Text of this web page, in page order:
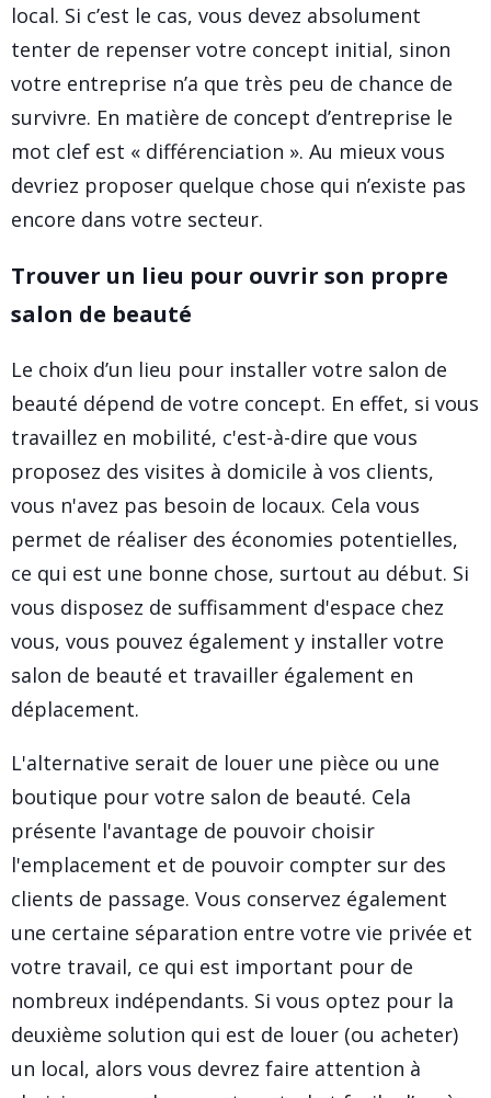
local. Si c’est le cas, vous devez absolument
tenter de repenser votre concept initial, sinon
votre entreprise n’a que très peu de chance de
survivre. En matière de concept d’entreprise le
mot clef est « différenciation ». Au mieux vous
devriez proposer quelque chose qui n’existe pas
encore dans votre secteur.
Trouver un lieu pour ouvrir son propre
salon de beauté
Le choix d’un lieu pour installer votre salon de
beauté dépend de votre concept. En effet, si vous
travaillez en mobilité, c'est-à-dire que vous
proposez des visites à domicile à vos clients,
vous n'avez pas besoin de locaux. Cela vous
permet de réaliser des économies potentielles,
ce qui est une bonne chose, surtout au début. Si
vous disposez de suffisamment d'espace chez
vous, vous pouvez également y installer votre
salon de beauté et travailler également en
déplacement.
L'alternative serait de louer une pièce ou une
boutique pour votre salon de beauté. Cela
présente l'avantage de pouvoir choisir
l'emplacement et de pouvoir compter sur des
clients de passage. Vous conservez également
une certaine séparation entre votre vie privée et
votre travail, ce qui est important pour de
nombreux indépendants. Si vous optez pour la
deuxième solution qui est de louer (ou acheter)
un local, alors vous devrez faire attention à